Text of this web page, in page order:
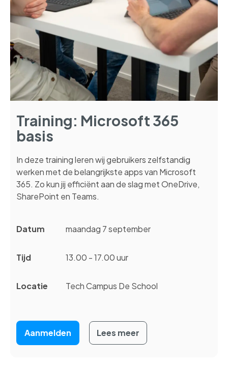
Training: Microsoft 365
basis
In deze training leren wij gebruikers zelfstandig
werken met de belangrijkste apps van Microsoft
365. Zo kun jij efficiënt aan de slag met OneDrive,
SharePoint en Teams.
Datum maandag 7 september
Tijd 13.00 - 17.00 uur
Locatie Tech Campus De School
Aanmelden Lees meer